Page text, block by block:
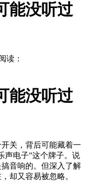
能没听过
读：
能没听过
关，背后可能藏着一
声电子”这个牌子。说
音响的。但深入了解
却又容易被忽略。